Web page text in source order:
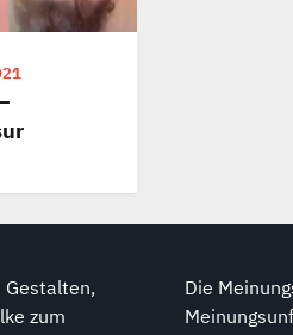
Gestalten,
zum
Die